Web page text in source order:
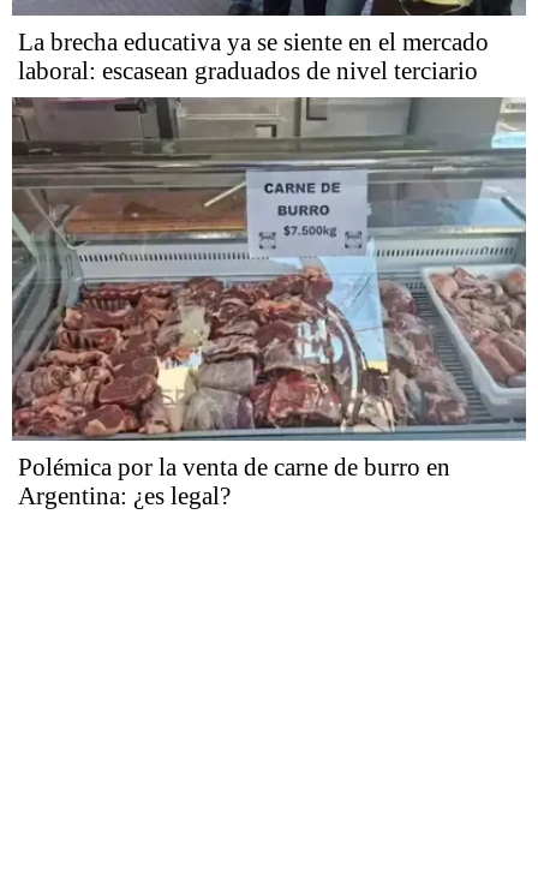
La brecha educativa ya se siente en el mercado
laboral: escasean graduados de nivel terciario
Polémica por la venta de carne de burro en
Argentina: ¿es legal?